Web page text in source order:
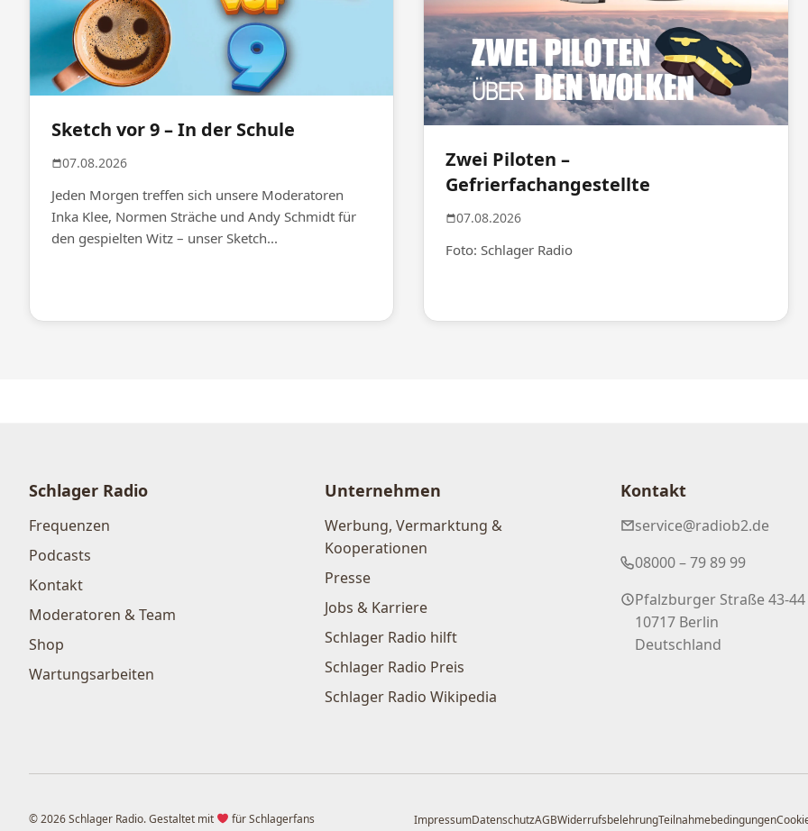
Sketch vor 9 – In der Schule
07.08.2026
Jeden Morgen treffen sich unsere Moderatoren
Inka Klee, Normen Sträche und Andy Schmidt für
den gespielten Witz – unser Sketch...
Zwei Piloten –
Gefrierfachangestellte
07.08.2026
Foto: Schlager Radio
Schlager Radio
Frequenzen
Podcasts
Kontakt
Moderatoren & Team
Shop
Wartungsarbeiten
Unternehmen
Werbung, Vermarktung &
Kooperationen
Presse
Jobs & Karriere
Schlager Radio hilft
Schlager Radio Preis
Schlager Radio Wikipedia
Kontakt
service@radiob2.de
08000 – 79 89 99
Pfalzburger Straße 43-44
10717 Berlin
Deutschland
© 2026 Schlager Radio. Gestaltet mit für Schlagerfans ImpressumDatenschutzAGBWiderrufsbelehrungTeilnahmebedingungen